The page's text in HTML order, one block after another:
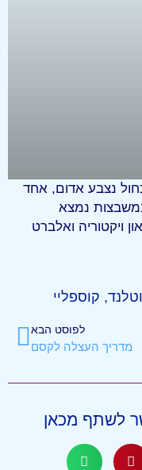
– הכחול נצבע אדום, אחד
נמצא
ויקטוריה ואלברט
, קוספליי
לפוסט הבא
מדריך העצלה לקסם
לשתף מכאן